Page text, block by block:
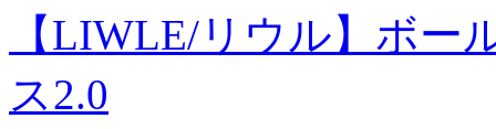
【LIWLE/リウル】ボー
ス2.0